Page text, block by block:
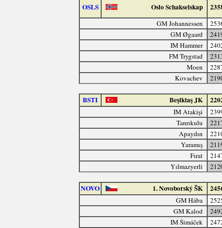
OSLS Oslo Schakselskap
GM Johannessen
GM Øgaard
IM Hammer
FM Trygstad
Moen
Kovachev
BSTI Beşiktaş JK
IM Atakişi
Tanrıkulu
Apaydın
Yaramış
Fırat
Yılmazyerli
NOVO 1. Novoborský ŠK
GM Hába
GM Kalod
IM Šimáček